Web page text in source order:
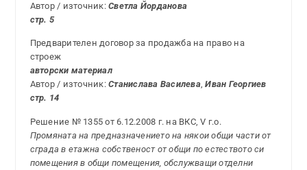
Автор / източник:Светла Йорданова
стр. 5
Предварителен договор за продажба на право на
строеж
авторски материал
Автор / източник:Станислава Василева,Иван Георгиев
стр. 14
Решение № 1355 от 6.12.2008 г. на ВКС, V г.о.
Промяната на предназначението на някои общи части от
сграда в етажна собственост от общи по естеството си
помещения в общи помещения, обслужващи отделни